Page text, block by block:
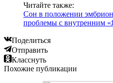
Читайте также:
Сон в положении
проблемы с внутренним
Поделиться
Отправить
Класснуть
Похожие публикации